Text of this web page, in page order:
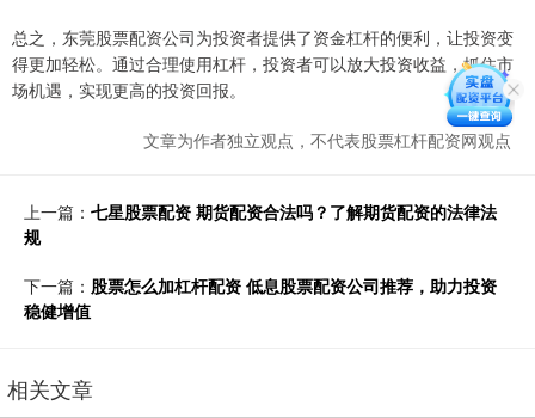
总之，东莞股票配资公司为投资者提供了资金杠杆的便利，让投资变
得更加轻松。通过合理使用杠杆，投资者可以放大投资收益，抓住市
场机遇，实现更高的投资回报。
文章为作者独立观点，不代表股票杠杆配资网观点
上一篇： 七星股票配资 期货配资合法吗？了解期货配资的法律法
规
下一篇： 股票怎么加杠杆配资 低息股票配资公司推荐，助力投资
稳健增值
相关文章